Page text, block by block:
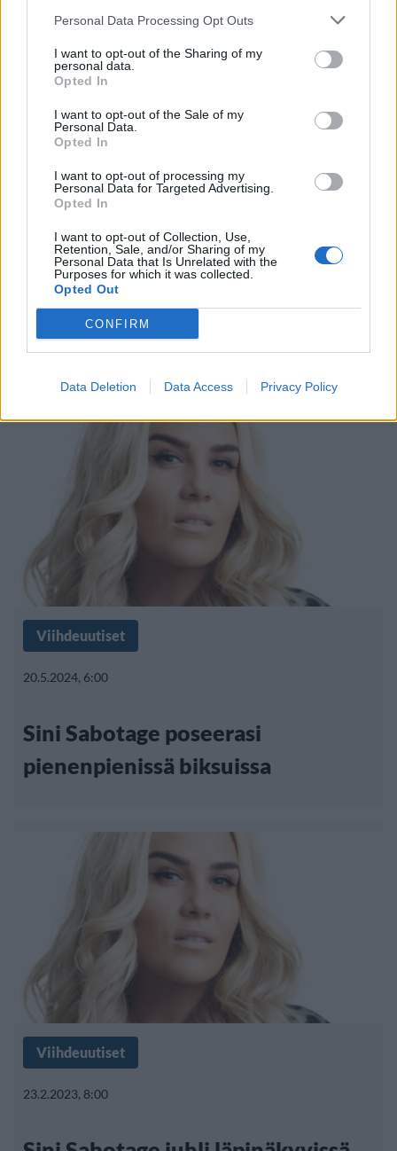
Personal Data Processing Opt Outs
I want to opt-out of the Sharing of my
personal data.
Opted In
I want to opt-out of the Sale of my
Personal Data.
Opted In
I want to opt-out of processing my
Personal Data for Targeted Advertising.
Opted In
I want to opt-out of Collection, Use,
Retention, Sale, and/or Sharing of my
Personal Data that Is Unrelated with the
Purposes for which it was collected.
Opted Out
CONFIRM
Data Deletion Data Access Privacy Policy
19.12.2024, 6:00
Sini Sabotage julkaisi hyytävän
talvikuvan
Viihdeuutiset
20.5.2024, 6:00
Sini Sabotage poseerasi
pienenpienissä biksuissa
Viihdeuutiset
23.2.2023, 8:00